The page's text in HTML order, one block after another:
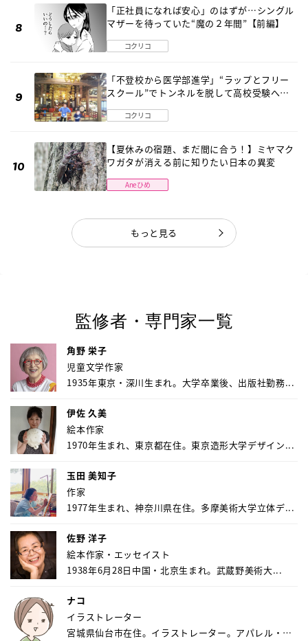
「正社員になれば安心」のはずが…シングル
マザーを待っていた“魔の２年間”【前編】
コクリコ
「不登校から医学部進学」“ラップとフリー
スクール”でトンネルを脱して高校受験へ
コクリコ
【夏休みの宿題、まだ間に合う！】ミヤマク
ワガタが消える前に知りたい日本の異変
Aneひめ
もっと見る
監修者・専門家一覧
角野 栄子
児童文学作家
1935年東京・深川生まれ。大学卒業後、出版社勤務...
伊佐 久美
絵本作家
1970年生まれ、東京都在住。東京造形大学デザイン...
玉田 美知子
作家
1977年生まれ、神奈川県在住。多摩美術大学立体デ...
佐野 洋子
絵本作家・エッセイスト
1938年6月28日中国・北京生まれ。武蔵野美術大...
ナコ
イラストレーター
宮城県仙台市在住。イラストレーター。アパレル・キ